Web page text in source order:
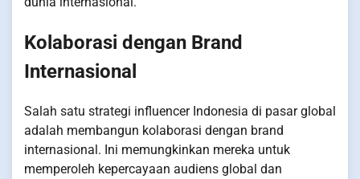
Kolaborasi dengan Brand
Internasional
Salah satu strategi influencer Indonesia di pasar global
adalah membangun kolaborasi dengan brand
internasional. Ini memungkinkan mereka untuk
memperoleh kepercayaan audiens global dan